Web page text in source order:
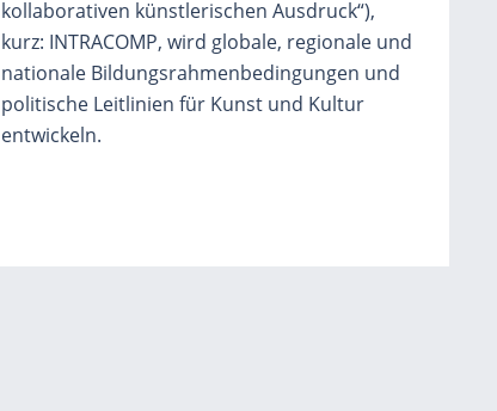
kollaborativen künstlerischen Ausdruck“),
kurz: INTRACOMP, wird globale, regionale und
nationale Bildungsrahmenbedingungen und
politische Leitlinien für Kunst und Kultur
entwickeln.